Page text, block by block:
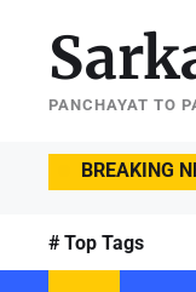
contentPANCHAYAT TO
BREAKING
# Top Tags